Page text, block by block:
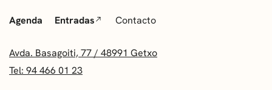
Agenda Entradas Contacto
Avda. Basagoiti, 77 / 48991 Getxo
Tel: 94 466 01 23